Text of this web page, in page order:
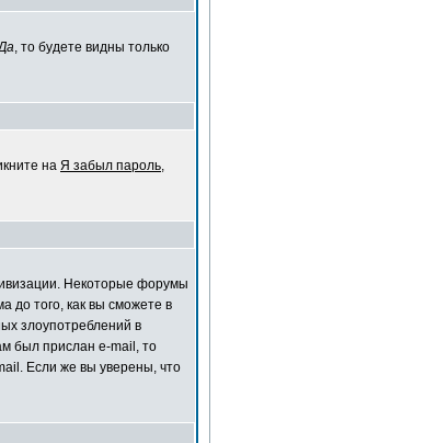
, то будете видны только
на Я забыл пароль,
Некоторые форумы
до того, как вы сможете в
злоупотреблений в
был прислан e-mail, то
Если же вы уверены, что